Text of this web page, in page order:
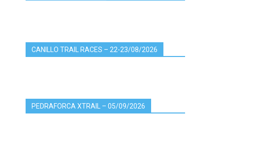
CANILLO TRAIL RACES – 22-23/08/2026
PEDRAFORCA XTRAIL – 05/09/2026